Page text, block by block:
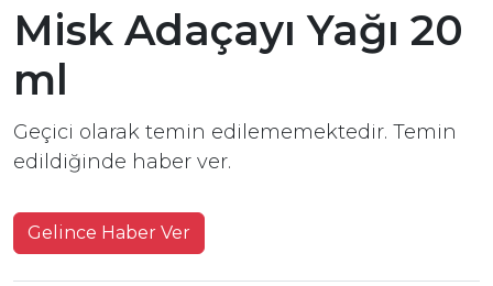
Misk Adaçayı Yağı 20
ml
Geçici olarak temin edilememektedir. Temin
edildiğinde haber ver.
Gelince Haber Ver